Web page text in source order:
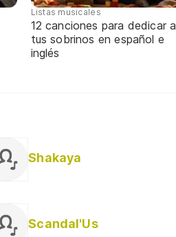
Listas musicales
12 canciones para dedicar a
tus sobrinos en español e
inglés
Shakaya
Scandal'Us